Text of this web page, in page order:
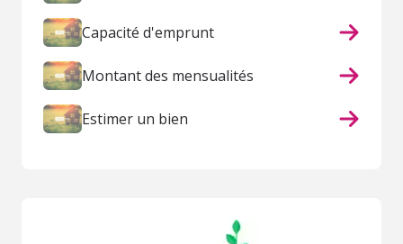
Capacité d'emprunt
Montant des mensualités
Estimer un bien